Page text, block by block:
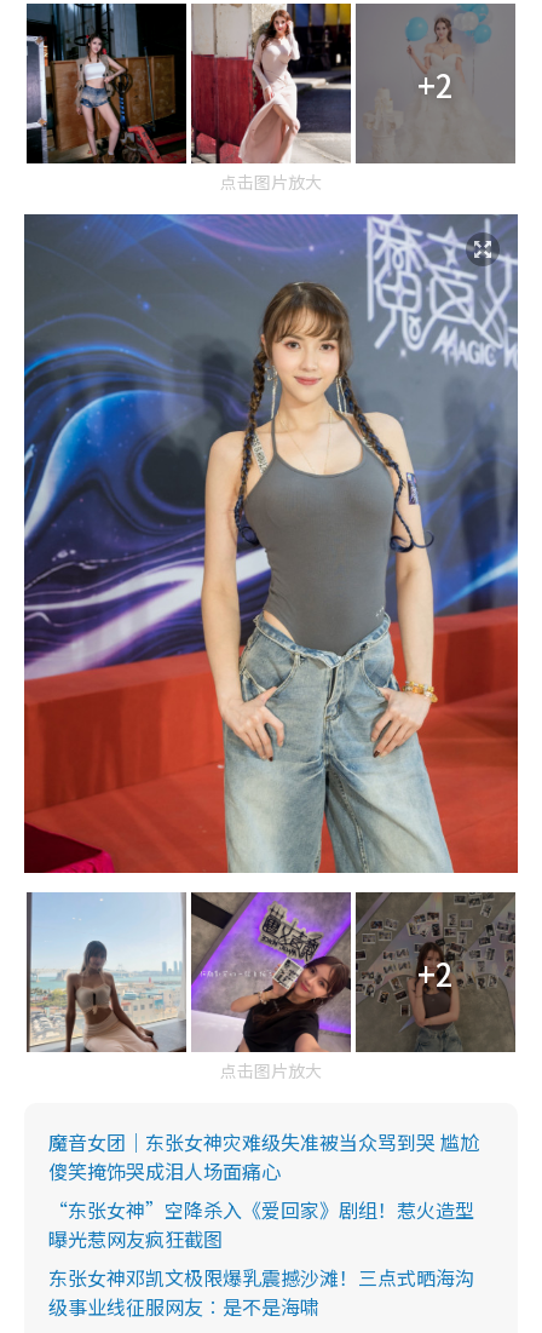
+2
点击图片放大
+2
点击图片放大
魔音女团｜东张女神灾难级失准被当众骂到哭 尴尬
傻笑掩饰哭成泪人场面痛心
“东张女神”空降杀入《爱回家》剧组！惹火造型
曝光惹网友疯狂截图
东张女神邓凯文极限爆乳震撼沙滩！三点式晒海沟
级事业线征服网友︰是不是海啸